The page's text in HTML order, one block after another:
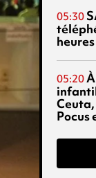
05:30
05:20
Pocus